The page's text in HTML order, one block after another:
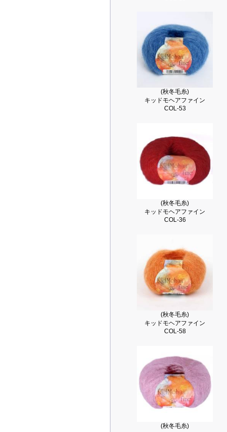
(秋冬毛糸)
キッドモヘアファイン
COL-53
(秋冬毛糸)
キッドモヘアファイン
COL-36
(秋冬毛糸)
キッドモヘアファイン
COL-58
(秋冬毛糸)